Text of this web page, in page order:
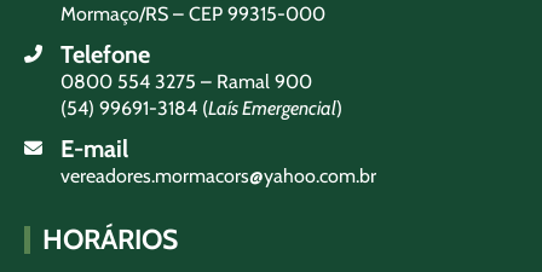
Mormaço/RS – CEP 99315-000
Telefone
0800 554 3275 – Ramal 900
(54) 99691-3184 (Laís Emergencial)
E-mail
vereadores.mormacors@yahoo.com.br
HORÁRIOS